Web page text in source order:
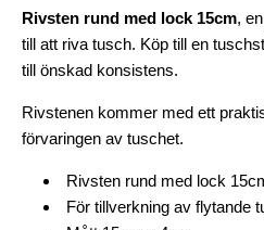
Rivsten rund med lock 15cm,
till att riva tusch. Köp till en
till önskad konsistens.
Rivstenen kommer med ett
förvaringen av tuschet.
Rivsten rund med lock
För tillverkning av flytande